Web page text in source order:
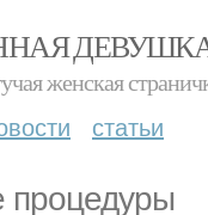
женская
статьи
процедуры